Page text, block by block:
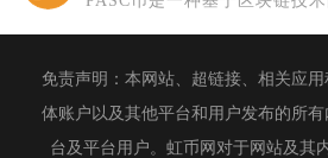
免责声明：本网站、超链接、相关应
体账户以及其他平台和用户发布的所
台及平台用户。虹币网对于网站及其